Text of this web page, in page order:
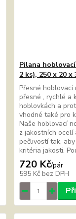
Pilana
2 ks), 250 x 20 x
Přesné hoblovací
přesné , rychlé a
hoblovkách a
vhodné také pro
Naše hoblovací
z jakostních ocelí
pečlivostí tak,
kritéria jakosti.
720 Kč/pár
595 Kč bez DPH